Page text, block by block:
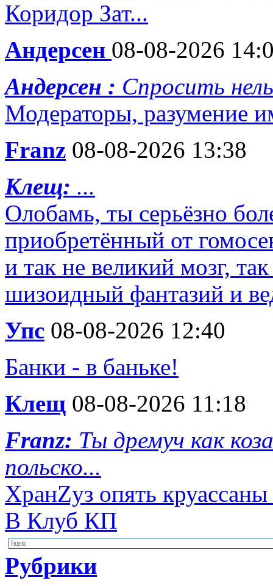
Коридор Зат...
Андерсен 08-08-2026
Андерсен : Спросить
Модераторы, разумение
Franz 08-08-2026 13:38
Клещ: ...
Олобамь, ты серьёзно
приобретённый от
и так не великий мозг,
шизоидный фантазий и
Упс 08-08-2026 12:40
Банки - в баньке!
Клещ 08-08-2026 11:18
Franz: Ты дремуч как
польско...
ХранZуз опять
В Клуб КП
Рубрики